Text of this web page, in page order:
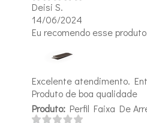
Deisi S.
14/06/2024
Eu recomendo esse
Excelente atendimento.
Produto de boa qualidade
Produto:Perfil Faixa De